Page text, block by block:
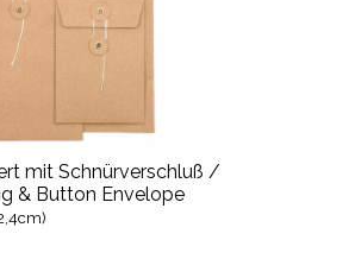
mit Schnürverschluß /
& Button Envelope